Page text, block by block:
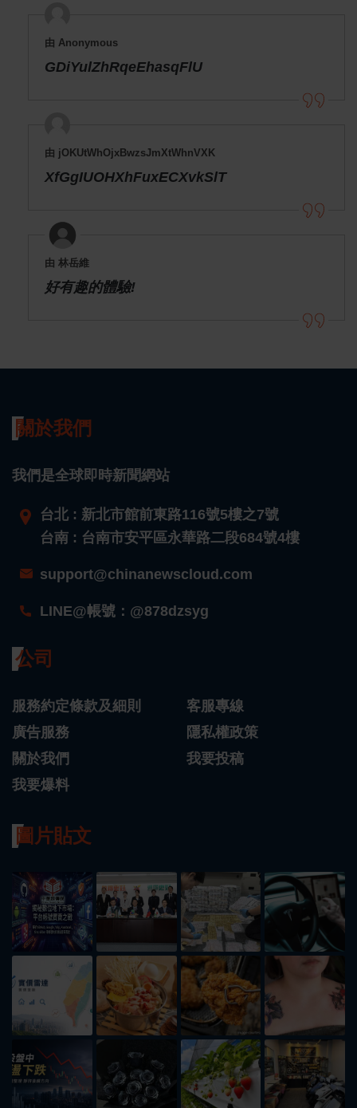
由 Anonymous
GDiYulZhRqeEhasqFlU
由 jOKUtWhOjxBwzsJmXtWhnVXK
XfGgIUOHXhFuxECXvkSlT
由 林岳維
好有趣的體驗!
關於我們
我們是全球即時新聞網站
台北 : 新北市館前東路116號5樓之7號
台南 : 台南市安平區永華路二段684號4樓
support@chinanewscloud.com
LINE@帳號：@878dzsyg
公司
服務約定條款及細則
客服專線
廣告服務
隱私權政策
關於我們
我要投稿
我要爆料
圖片貼文